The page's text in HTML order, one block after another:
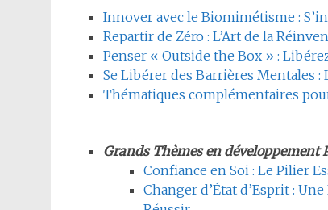
Innover avec le Biomimétisme :
Repartir de Zéro : L’Art de la
Penser « Outside the Box » :
Se Libérer des Barrières Mentales
Thématiques complémentaires
Grands Thèmes en développement
Confiance en Soi : Le Pilier
Changer d’État d’Esprit :